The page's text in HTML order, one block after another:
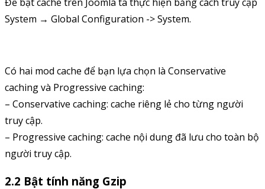
System → Global Configuration -> System.
Có hai mod cache để bạn lựa chọn là Conservative
caching và Progressive caching:
– Conservative caching: cache riêng lẻ cho từng người
truy cập.
– Progressive caching: cache nội dung đã lưu cho toàn bộ
người truy cập.
2.2 Bật tính năng Gzip